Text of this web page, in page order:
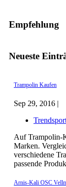
Empfehlung
Neueste
Trampolin Kaufen
Sep 29, 2016 |
Auf Trampolin-
Marken.
verschiedene
passende
Arnis-Kali OSC